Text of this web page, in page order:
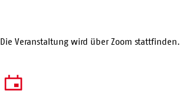
Die Veranstaltung wird über Zoom stattfinden.